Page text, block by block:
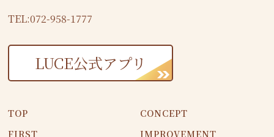
TEL:072-958-1777
LUCE公式アプリ
TOP
CONCEPT
FIRST
IMPROVEMENT